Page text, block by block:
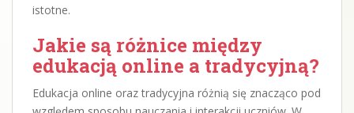
istotne.
Jakie są różnice między
edukacją online a tradycyjną?
Edukacja online oraz tradycyjna różnią się znacząco pod